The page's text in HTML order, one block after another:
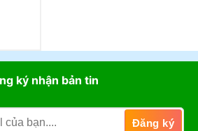
ký nhận bản tin